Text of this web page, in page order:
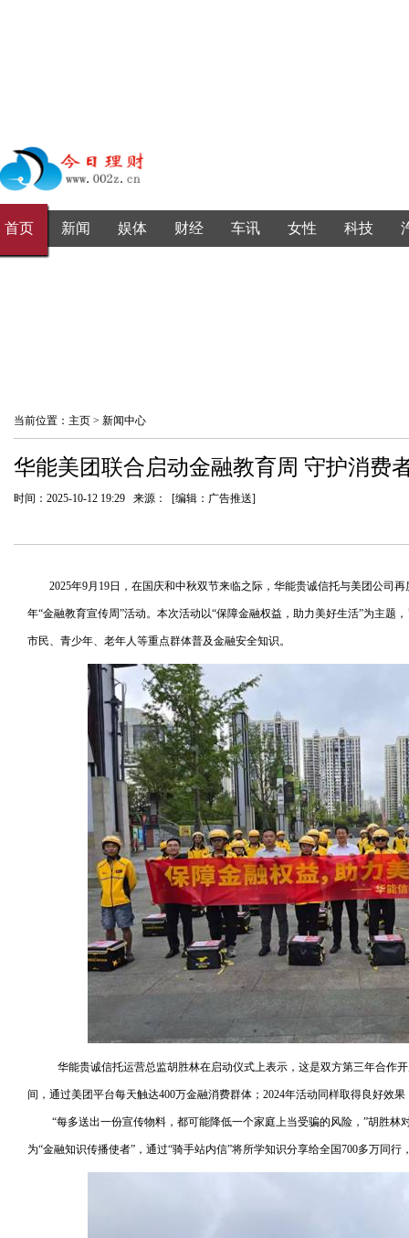
首页 新闻 娱体 财经 车讯 女性 科技
当前位置： 主页 > 新闻中心
华能美团联合启动金融教育周 守护消费
时间：2025-10-12 19:29 来源： [编辑：广告推送]
2025年9月19日，在国庆和中秋双节来临之际，华能贵诚信托与美团公司
年“金融教育宣传周”活动。本次活动以“保障金融权益，助力美好生活”为主题
市民、青少年、老年人等重点群体普及金融安全知识。
华能贵诚信托运营总监胡胜林在启动仪式上表示，这是双方第三年合作
间，通过美团平台每天触达400万金融消费群体；2024年活动同样取得良好效
“每多送出一份宣传物料，都可能降低一个家庭上当受骗的风险，”胡胜林
为“金融知识传播使者”，通过“骑手站内信”将所学知识分享给全国700多万同行